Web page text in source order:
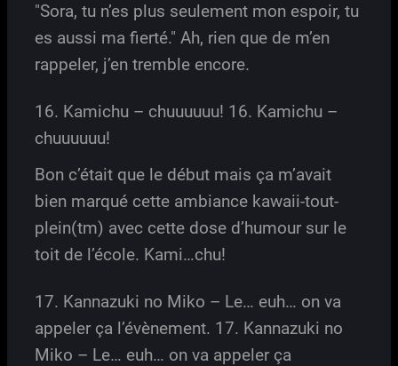
"Sora, tu n’es plus seulement mon espoir, tu
es aussi ma fierté." Ah, rien que de m’en
rappeler, j’en tremble encore.
16. Kamichu – chuuuuuu! 16. Kamichu –
chuuuuuu!
Bon c’était que le début mais ça m’avait
bien marqué cette ambiance kawaii-tout-
plein(tm) avec cette dose d’humour sur le
toit de l’école. Kami…chu!
17. Kannazuki no Miko – Le… euh… on va
appeler ça l’évènement. 17. Kannazuki no
Miko – Le… euh… on va appeler ça